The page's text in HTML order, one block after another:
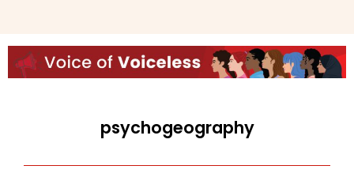
psychogeography